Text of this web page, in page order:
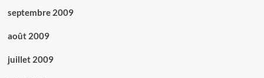
septembre 2009
août 2009
juillet 2009